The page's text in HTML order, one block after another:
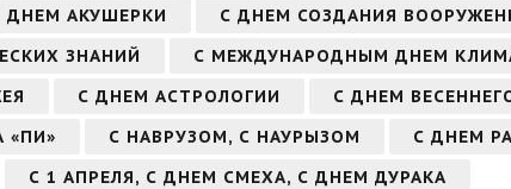
АКУШЕРКИ
С ДНЕМ СОЗДАНИЯ
ЗНАНИЙ
С МЕЖДУНАРОДНЫМ ДНЕМ
С ДНЕМ АСТРОЛОГИИ
С ДНЕМ
«ПИ» С НАВРУЗОМ, С НАУРЫЗОМ
С ДНЕМ
С 1 АПРЕЛЯ, С ДНЕМ СМЕХА, С ДНЕМ ДУРАКА